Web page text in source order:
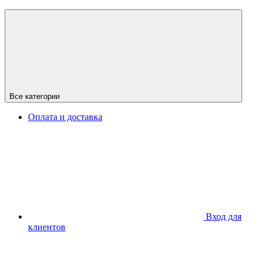
Все категории
Оплата и доставка
Вход для
клиентов